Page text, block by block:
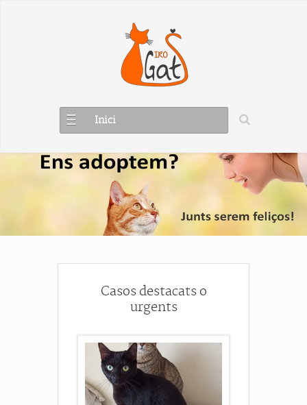
Inici
Casos destacats o
urgents